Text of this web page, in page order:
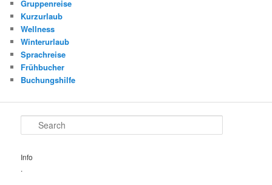
Gruppenreise
Kurzurlaub
Wellness
Winterurlaub
Sprachreise
Frühbucher
Buchungshilfe
Search
Info
.